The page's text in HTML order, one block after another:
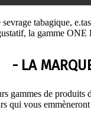
tabagique,
la gamme
- LA
gammes de
qui vous